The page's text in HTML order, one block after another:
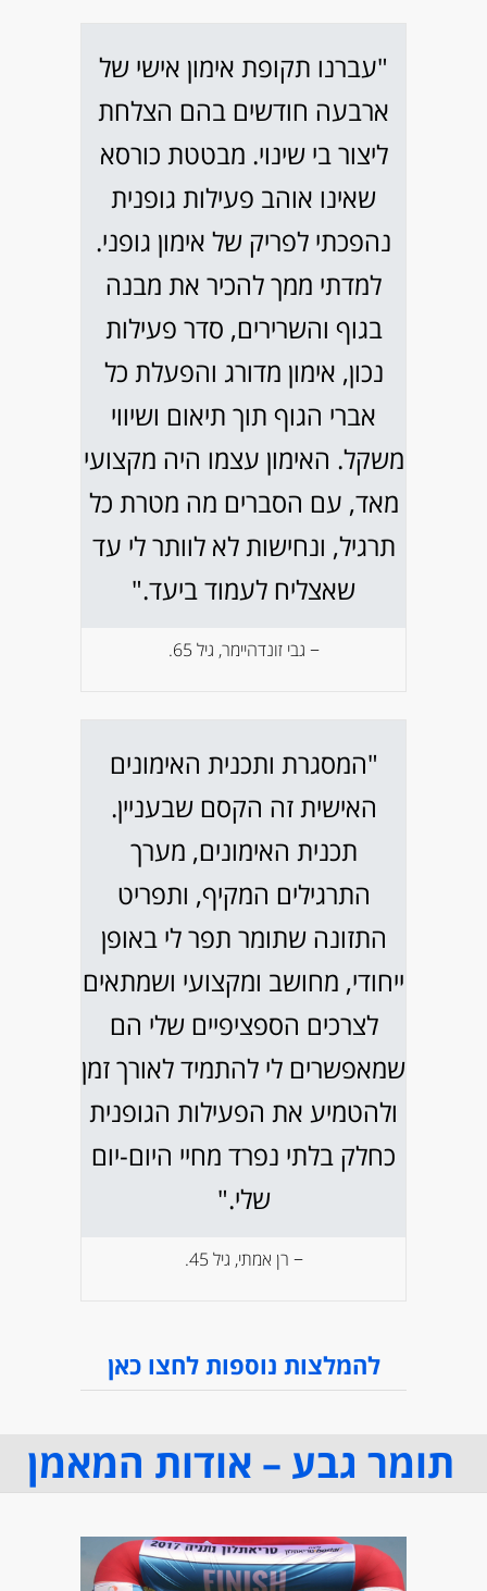
"עברנו תקופת אימון אישי של
ארבעה חודשים בהם הצלחת
ליצור בי שינוי. מבטטת כורסא
שאינו אוהב פעילות גופנית
נהפכתי לפריק של אימון גופני.
למדתי ממך להכיר את מבנה
בגוף והשרירים, סדר פעילות
נכון, אימון מדורג והפעלת כל
אברי הגוף תוך תיאום ושיווי
משקל. האימון עצמו היה מקצועי
מאד, עם הסברים מה מטרת כל
תרגיל, ונחישות לא לוותר לי עד
שאצליח לעמוד ביעד."
− גבי זונדהיימר, גיל 65.
"המסגרת ותכנית האימונים
האישית זה הקסם שבעניין.
תכנית האימונים, מערך
התרגילים המקיף, ותפריט
התזונה שתומר תפר לי באופן
ייחודי, מחושב ומקצועי ושמתאים
לצרכים הספציפיים שלי הם
שמאפשרים לי להתמיד לאורך זמן
ולהטמיע את הפעילות הגופנית
כחלק בלתי נפרד מחיי היום-יום
שלי."
− רן אמתי, גיל 45.
להמלצות נוספות לחצו כאן
תומר גבע – אודות המאמן